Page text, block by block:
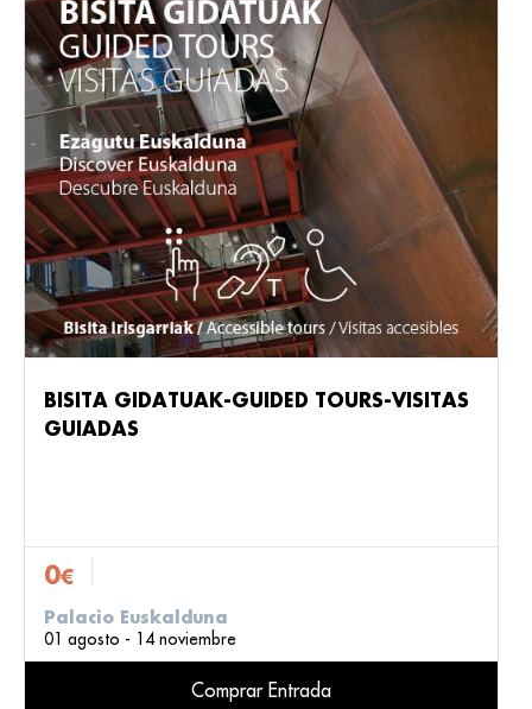
BISITA GIDATUAK-GUIDED TOURS-VISITAS
GUIADAS
0€
Palacio Euskalduna
01 agosto - 14 noviembre
Comprar Entrada